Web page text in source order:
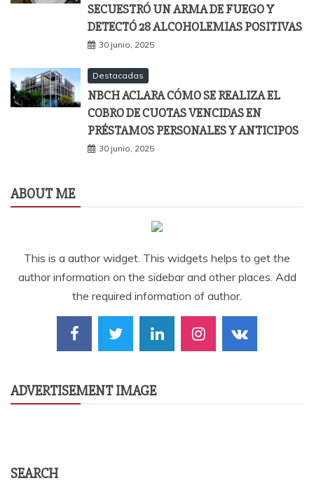
SECUESTRÓ UN ARMA DE FUEGO Y
DETECTÓ 28 ALCOHOLEMIAS POSITIVAS
30 junio, 2025
Destacadas
NBCH ACLARA CÓMO SE REALIZA EL
COBRO DE CUOTAS VENCIDAS EN
PRÉSTAMOS PERSONALES Y ANTICIPOS
30 junio, 2025
ABOUT ME
This is a author widget. This widgets helps to get the
author information on the sidebar and other places. Add
the required information of author.
ADVERTISEMENT IMAGE
SEARCH